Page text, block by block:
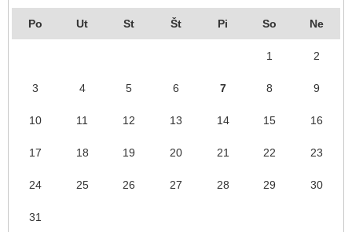
Po Ut St Št Pi So Ne
1 2
3 4 5 6 7 8 9
10 11 12 13 14 15 16
17 18 19 20 21 22 23
24 25 26 27 28 29 30
31